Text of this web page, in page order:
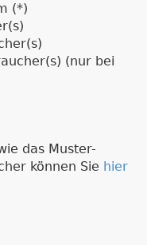
(*)
(nur bei
das Muster-
können Sie hier